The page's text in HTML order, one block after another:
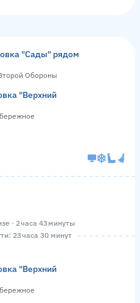
"Сады" рядом
Обороны
"Верхний
· 2 часа 43 минуты
23 часа 30 минут
"Верхний